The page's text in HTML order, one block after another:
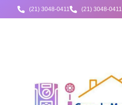
(21) 3048-0411 (21) 3048-0411